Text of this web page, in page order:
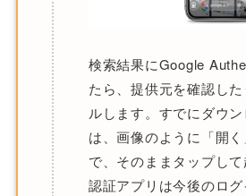
検索結果にGoogle
たら、提供元を確認し
ルします。すでにダウ
は、画像のように「開
で、そのままタップして
認証アプリは今後のロ